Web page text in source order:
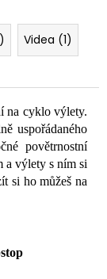
Videa (1)
na cyklo výlety.
uspořádaného
povětrnostní
a výlety s ním si
si ho můžeš na